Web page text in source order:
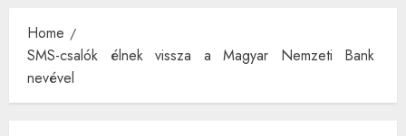
Home
SMS-csalók élnek vissza a Magyar Nemzeti Bank
nevével